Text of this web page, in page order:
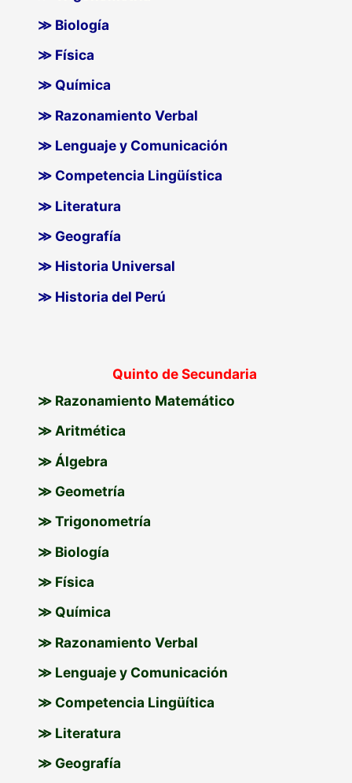
≫ Biología
≫ Física
≫ Química
≫ Razonamiento Verbal
≫ Lenguaje y Comunicación
≫ Competencia Lingüística
≫ Literatura
≫ Geografía
≫ Historia Universal
≫ Historia del Perú
Quinto de Secundaria
≫ Razonamiento Matemático
≫ Aritmética
≫ Álgebra
≫ Geometría
≫ Trigonometría
≫ Biología
≫ Física
≫ Química
≫ Razonamiento Verbal
≫ Lenguaje y Comunicación
≫ Competencia Lingüítica
≫ Literatura
≫ Geografía